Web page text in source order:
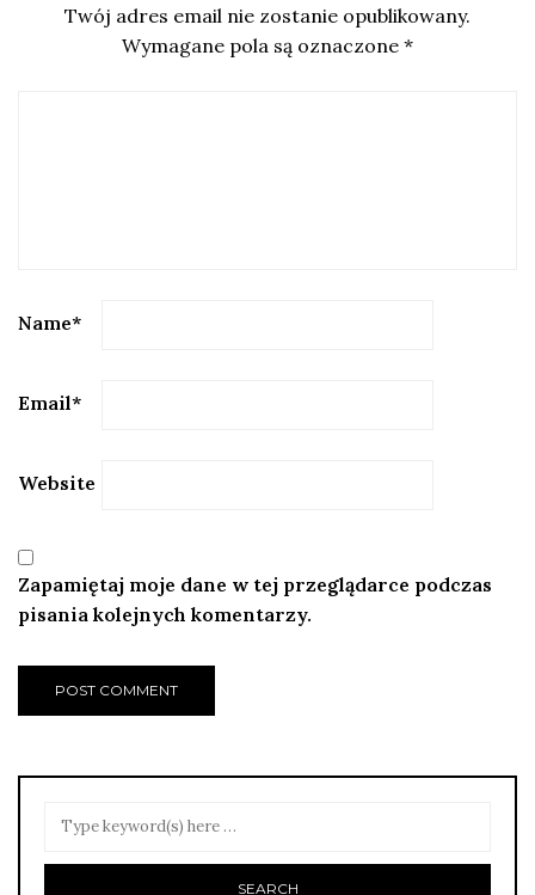
Twój adres email nie zostanie opublikowany.
Wymagane pola są oznaczone *
Name*
Email*
Website
Zapamiętaj moje dane w tej przeglądarce podczas
pisania kolejnych komentarzy.